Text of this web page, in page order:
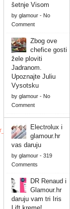
šetnje Visom
by glamour- No
Comment
Zbog ove
chefice gosti
žele ploviti
Jadranom.
Upoznajte Juliu
Vysotsku
by glamour- No
Comment
Electrolux i
glamour.hr
vas daruju
by glamour- 319
Comments
DR Renaud i
Glamour.hr
daruju vam tri Iris